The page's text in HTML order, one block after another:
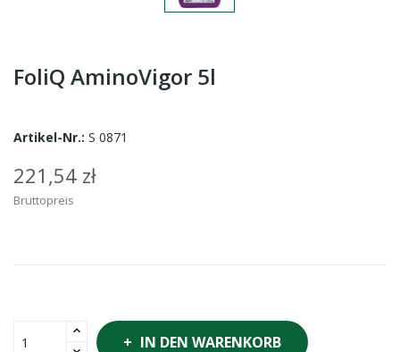
FoliQ AminoVigor 5l
Artikel-Nr.: S 0871
221,54 zł
Bruttopreis
IN DEN WARENKORB